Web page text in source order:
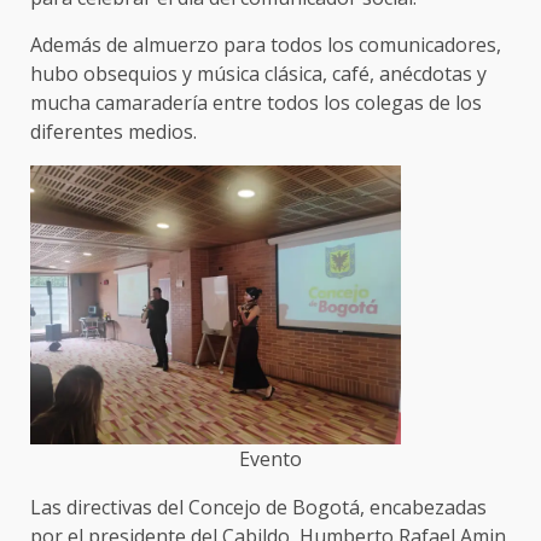
Además de almuerzo para todos los comunicadores,
hubo obsequios y música clásica, café, anécdotas y
mucha camaradería entre todos los colegas de los
diferentes medios.
Evento
Las directivas del Concejo de Bogotá, encabezadas